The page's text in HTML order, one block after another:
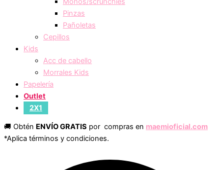
Pinzas
Pañoletas
Cepillos
Kids
Acc de cabello
Morrales Kids
Papelería
Outlet
2X1
🚚 Obtén ENVÍO GRATIS por compras en maemioficial.com
*Aplica términos y condiciones.